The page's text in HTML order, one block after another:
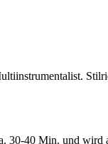
30-40 Min. und wird